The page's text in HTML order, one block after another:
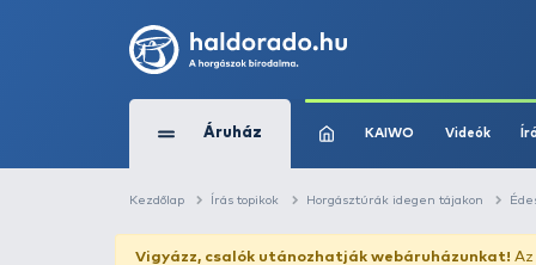
Áruház KAIWO
Kezdőlap Írás topikok Horgásztúrák